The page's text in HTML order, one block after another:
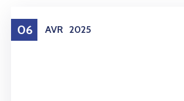
06 AVR 2025